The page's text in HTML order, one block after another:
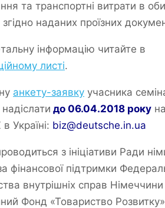
та транспортні витрати в
наданих проїзних
інформацію читайте в
листі.
анкету-заявку учасника
до 06.04.2018 року
Україні: biz@deutsche.in.ua
з ініціативи Ради
фінансової підтримки
внутрішніх справ
Фонд «Товариство